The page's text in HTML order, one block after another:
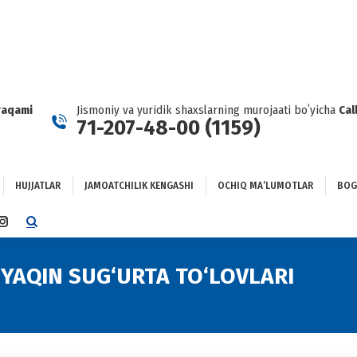
Jismoniy va yuridik shaxslarning murojaati boʻyicha
71-207-48-00 (1159)
HUJJATLAR JAMOATCHILIK KENGASHI OCHIQ MAʼLUMOTLAR
INSTAGRAM
IN
SUG‘URTA TO‘LOVLARI